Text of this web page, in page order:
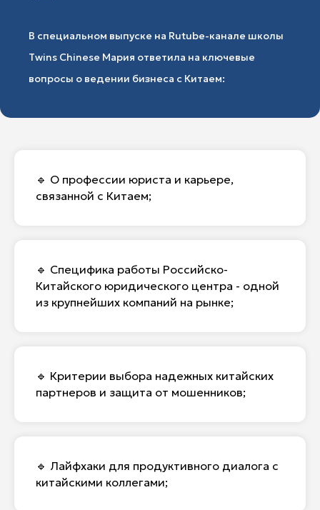
В специальном выпуске на Rutube-канале школы
Twins Chinese Мария ответила на ключевые
вопросы о ведении бизнеса с Китаем:
🔹 О профессии юриста и карьере,
связанной с Китаем;
🔹 Специфика работы Российско-
Китайского юридического центра - одной
из крупнейших компаний на рынке;
🔹 Критерии выбора надежных китайских
партнеров и защита от мошенников;
🔹 Лайфхаки для продуктивного диалога с
китайскими коллегами;